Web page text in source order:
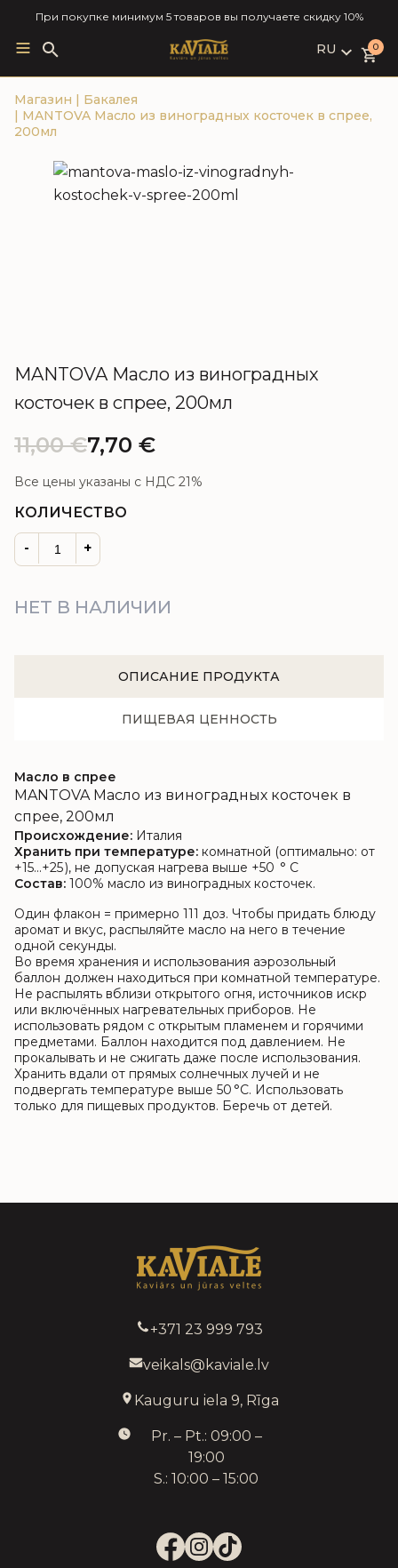
При покупке минимум 5 товаров вы получаете скидку 10%
Search
for:
RU
LV
0
Магазин | Бакалея
| MANTOVA Масло из виноградных косточек в спрее,
200мл
MANTOVA Масло из виноградных
косточек в спрее, 200мл
11,00€7,70 €
Все цены указаны с НДС 21%
КОЛИЧЕСТВО
- +
НЕТ В НАЛИЧИИ
ОПИСАНИЕ ПРОДУКТА
ПИЩЕВАЯ ЦЕННОСТЬ
Масло в спрее
MANTOVA Масло из виноградных косточек в
спрее, 200мл
Происхождение: Италия
Хранить при температуре: комнатной (оптимально: от
+15...+25 ), не допуская нагрева выше +50 ° C
Состав: 100% масло из виноградных косточек.
Один флакон = примерно 111 доз. Чтобы придать блюду
аромат и вкус, распыляйте масло на него в течение
одной секунды.
Во время хранения и использования аэрозольный
баллон должен находиться при комнатной температуре.
Не распылять вблизи открытого огня, источников искр
или включённых нагревательных приборов. Не
использовать рядом с открытым пламенем и горячими
предметами. Баллон находится под давлением. Не
прокалывать и не сжигать даже после использования.
Хранить вдали от прямых солнечных лучей и не
подвергать температуре выше 50 °C. Использовать
только для пищевых продуктов. Беречь от детей.
+371 23 999 793
veikals@kaviale.lv
Kauguru iela 9, Rīga
Pr. – Pt.: 09:00 –
19:00
S.: 10:00 – 15:00